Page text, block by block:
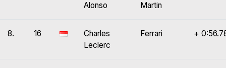
Alonso
Martin
8. 16
Charles
Leclerc
Ferrari +